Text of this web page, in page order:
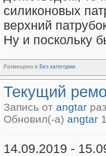
силиконовых
верхний
Ну и поскольку
Размещено в Без категории
Текущий
Запись от angtar
Обновил(-а) angtar
14.09.2019 -